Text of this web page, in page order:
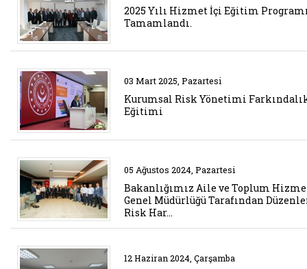
2025 Yılı Hizmet İçi Eğitim
Tamamlandı.
Belgeyi aç: kurumsal risk
03 Mart 2025, Pazartesi
Kurumsal Risk Yönetimi
Eğitimi
Belgeyi aç: risk haritasi
05 Ağustos 2024, Pazartesi
Bakanlığımız Aile ve Toplum
Genel Müdürlüğü Tarafından
Risk Har…
Belgeyi aç: gurcistan maliye
12 Haziran 2024, Çarşamba